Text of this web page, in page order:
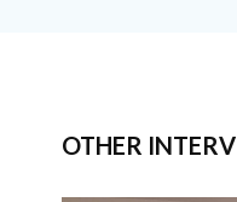
OTHER